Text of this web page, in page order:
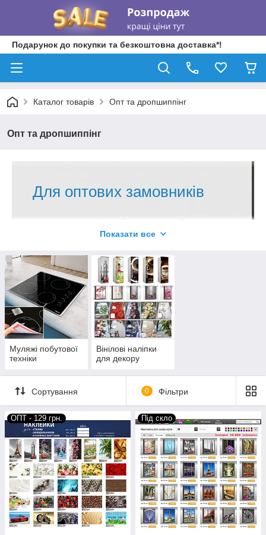
Подарунок до покупки та безкоштовна доставка*!
Каталог товарів Опт та дропшиппінг
Опт та дропшиппінг
Для оптових замовників
столи, кухонні фартухи та інші елементи
інтер'єру
Компанія «Світ Декору» запрошує до співпраці
оптових клієнтів та дилерів: виробників меблів,
будівельні організації, дизайнерів, магазини та
інтернет-магазини. Ми виготовляємо ексклюзивні
поверхню. Продукцію робимо як стандартну, так і за
Консультації тел/
вайбер: 0983579031
Подивитися каталог
Для дропшиппінгу
Як розпочати співпрацю з дропшиппінгу.
Показати все
Муляжі побутової
техніки
Вінілові наліпки
для декору
Сортування 0 Фільтри
ОПТ - 129 грн. Під скло